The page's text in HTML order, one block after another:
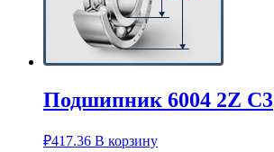
Подшипник 6004 2Z C3
₽417.36 В корзину